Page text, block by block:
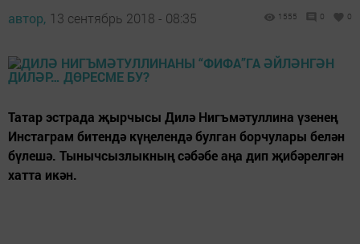
автор, 13 сентябрь 2018 - 08:35 1555 0 0
Татар эстрада җырчысы Дилә Нигъмәтуллина үзенең
Инстаграм битендә күңелендә булган борчулары белән
бүлешә. Тынычсызлыкның сәбәбе аңа дип җибәрелгән
хатта икән.